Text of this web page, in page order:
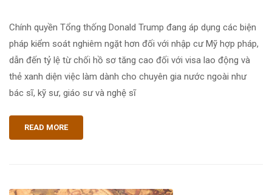
Chính quyền Tổng thống Donald Trump đang áp dụng các biện
pháp kiểm soát nghiêm ngặt hơn đối với nhập cư Mỹ hợp pháp,
dẫn đến tỷ lệ từ chối hồ sơ tăng cao đối với visa lao động và
thẻ xanh diện việc làm dành cho chuyên gia nước ngoài như
bác sĩ, kỹ sư, giáo sư và nghệ sĩ
READ MORE